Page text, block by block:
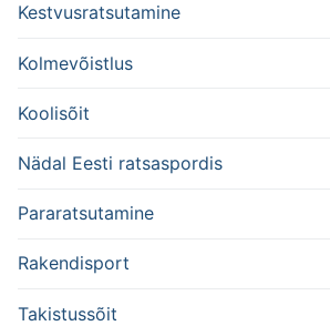
Kestvusratsutamine
Kolmevõistlus
Koolisõit
Nädal Eesti ratsaspordis
Pararatsutamine
Rakendisport
Takistussõit